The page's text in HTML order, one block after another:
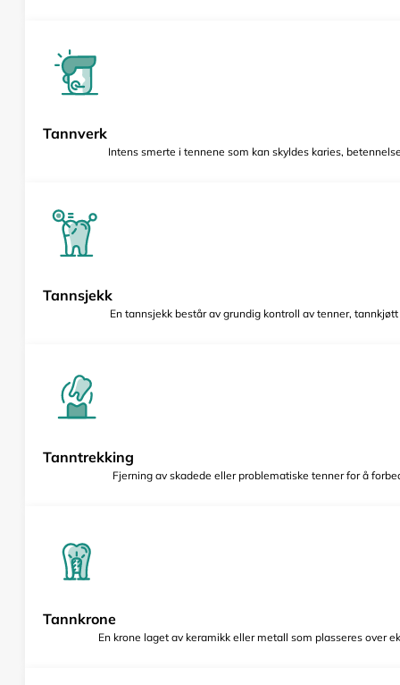
Tannverk
Intens smerte i tennene som kan skyldes karies,
Tannsjekk
En tannsjekk består av grundig kontroll av tenner,
Tanntrekking
Fjerning av skadede eller problematiske tenner for å
Tannkrone
En krone laget av keramikk eller metall som plasseres over